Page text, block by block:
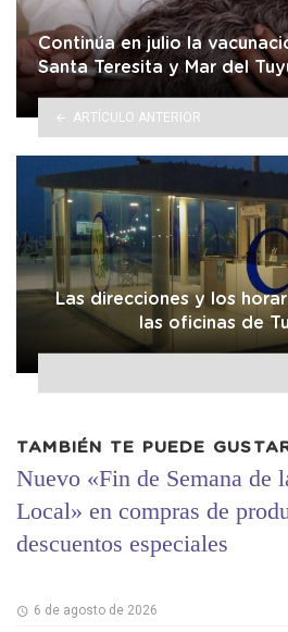
Continúa en julio la
Santa Teresita y Mar del
ARTÍCULO ANTERIOR
Las direcciones y los
las oficinas de
TAMBIÉN TE PUEDE
Nuevo «Fin de Semana de
Local» en compras de
descuentos especiales
6 de agosto de 2026